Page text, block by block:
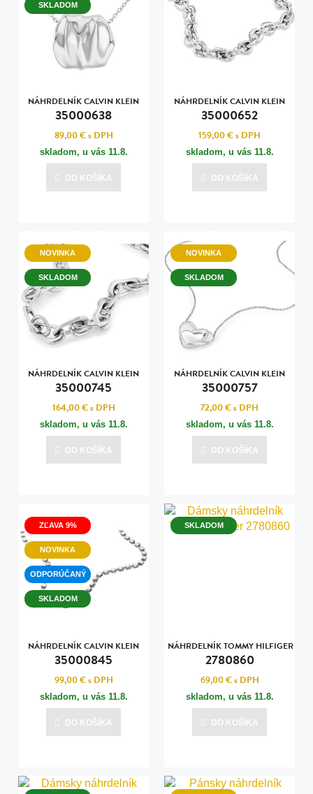
SKLADOM
NÁHRDELNÍK CALVIN KLEIN
35000638
89,00 €s DPH
skladom, u vás 11.8.
DO KOŠÍKA
NÁHRDELNÍK CALVIN KLEIN
35000652
159,00 €s DPH
skladom, u vás 11.8.
DO KOŠÍKA
NOVINKA
SKLADOM
NÁHRDELNÍK CALVIN KLEIN
35000745
164,00 €s DPH
skladom, u vás 11.8.
DO KOŠÍKA
NOVINKA
SKLADOM
NÁHRDELNÍK CALVIN KLEIN
35000757
72,00 €s DPH
skladom, u vás 11.8.
DO KOŠÍKA
ZĽAVA 9%
NOVINKA
ODPORÚČANÝ
SKLADOM
NÁHRDELNÍK CALVIN KLEIN
35000845
99,00 €s DPH
skladom, u vás 11.8.
DO KOŠÍKA
SKLADOM
NÁHRDELNÍK TOMMY HILFIGER
2780860
69,00 €s DPH
skladom, u vás 11.8.
DO KOŠÍKA